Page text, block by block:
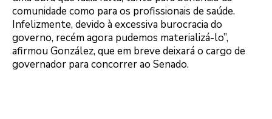
comunidade como para os profissionais de saúde.
Infelizmente, devido à excessiva burocracia do
governo, recém agora pudemos materializá-lo”,
afirmou González, que em breve deixará o cargo de
governador para concorrer ao Senado.